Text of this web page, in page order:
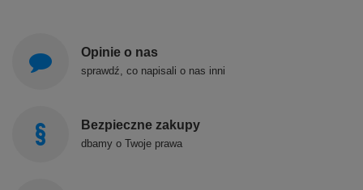
Opinie o nas
sprawdź, co napisali o nas inni
Bezpieczne zakupy
dbamy o Twoje prawa